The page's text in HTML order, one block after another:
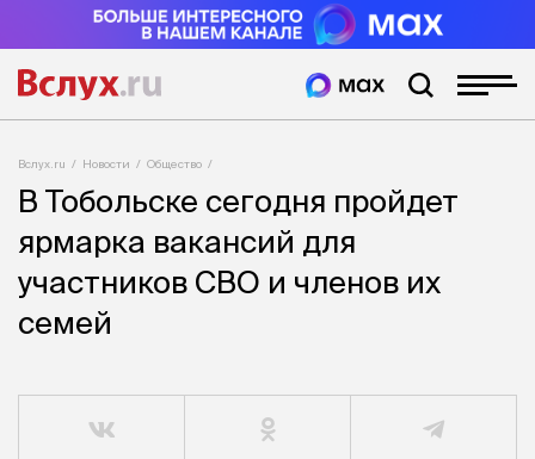
Вслух.ru Новости Общество
В Тобольске сегодня пройдет
ярмарка вакансий для
участников СВО и членов их
семей